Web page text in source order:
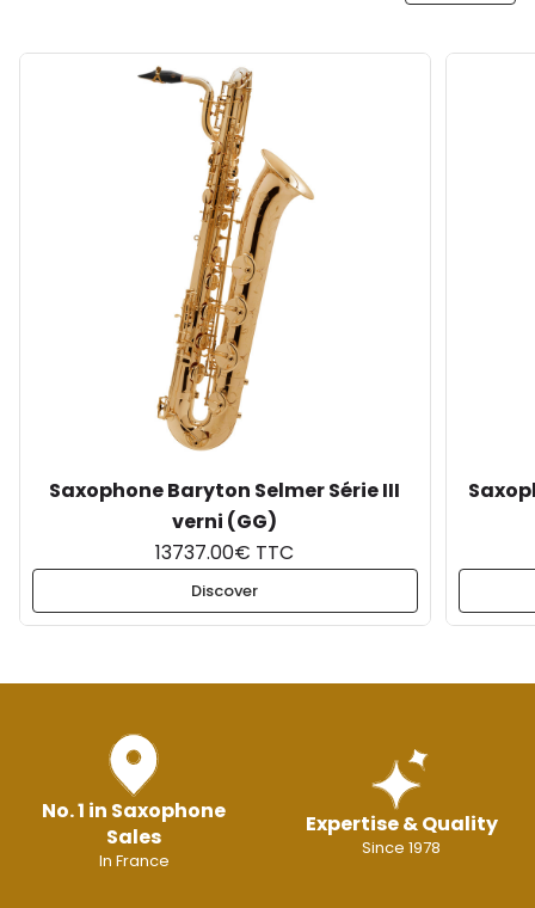
Saxophone Baryton Selmer Série III
verni (GG)
13737.00€ TTC
Discover
No. 1 in Saxophone
Sales
In France
Expertise & Quality
Since 1978